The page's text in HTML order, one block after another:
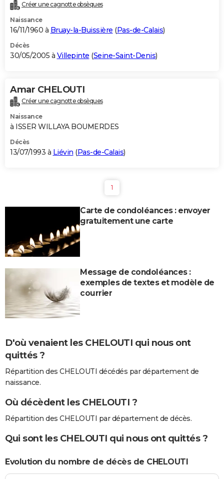
Créer une cagnotte obsèques
Naissance
16/11/1960 à Bruay-la-Buissière (Pas-de-Calais)
Décès
30/05/2005 à Villepinte (Seine-Saint-Denis)
Amar CHELOUTI
Créer une cagnotte obsèques
Naissance
à ISSER WILLAYA BOUMERDES
Décès
13/07/1993 à Liévin (Pas-de-Calais)
1
Carte de condoléances : envoyer
gratuitement une carte
Message de condoléances :
exemples de textes et modèle de
courrier
D'où venaient les CHELOUTI qui nous ont
quittés ?
Répartition des CHELOUTI décédés par département de
naissance.
Où décèdent les CHELOUTI ?
Répartition des CHELOUTI par département de décès.
Qui sont les CHELOUTI qui nous ont quittés ?
Evolution du nombre de décès de CHELOUTI